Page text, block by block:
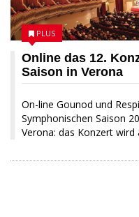
Online das 12.
Saison in Verona
On-line Gounod und
Symphonischen Saison
Verona: das Konzert wird
PLUS